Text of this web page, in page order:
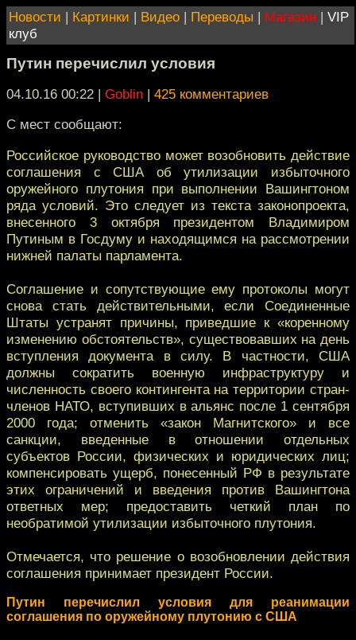
Новости | Картинки | Видео | Переводы | Магазин | VIP
клуб
Путин перечислил условия
04.10.16 00:22 | Goblin | 425 комментариев
С мест сообщают:
Российское руководство может возобновить действие
соглашения с США об утилизации избыточного
оружейного плутония при выполнении Вашингтоном
ряда условий. Это следует из текста законопроекта,
внесенного 3 октября президентом Владимиром
Путиным в Госдуму и находящимся на рассмотрении
нижней палаты парламента.
Соглашение и сопутствующие ему протоколы могут
снова стать действительными, если Соединенные
Штаты устранят причины, приведшие к «коренному
изменению обстоятельств», существовавших на день
вступления документа в силу. В частности, США
должны сократить военную инфраструктуру и
численность своего контингента на территории стран-
членов НАТО, вступивших в альянс после 1 сентября
2000 года; отменить «закон Магнитского» и все
санкции, введенные в отношении отдельных
субъектов России, физических и юридических лиц;
компенсировать ущерб, понесенный РФ в результате
этих ограничений и введения против Вашингтона
ответных мер; предоставить четкий план по
необратимой утилизации избыточного плутония.
Отмечается, что решение о возобновлении действия
соглашения принимает президент России.
Путин перечислил условия для реанимации
соглашения по оружейному плутонию с США